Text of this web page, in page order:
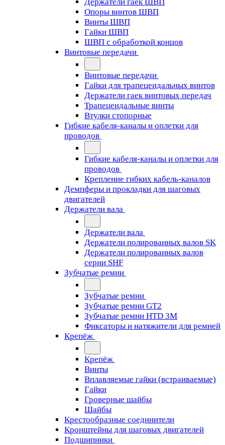
Опоры винтов ШВП
Винты ШВП
Гайки ШВП
ШВП с обработкой концов
Винтовые передачи
Винтовые передачи
Гайки для трапецеидальных винтов
Держатели гаек винтовых передач
Трапецеидальные винты
Втулки стопорные
Гибкие кабеля-каналы и оплетки для
проводов
Гибкие кабеля-каналы и оплетки для
проводов
Крепление гибких кабель-каналов
Демпферы и прокладки для шаговых
двигателей
Держатели вала
Держатели вала
Держатели полированных валов SK
Держатели полированных валов
серии SHF
Зубчатые ремни
Зубчатые ремни
Зубчатые ремни GT2
Зубчатые ремни HTD 3M
Фиксаторы и натяжители для ремней
Крепёж
Крепёж
Винты
Вплавляемые гайки (встраиваемые)
Гайки
Гроверные шайбы
Шайбы
Крестообразные соединители
Кронштейны для шаговых двигателей
Подшипники